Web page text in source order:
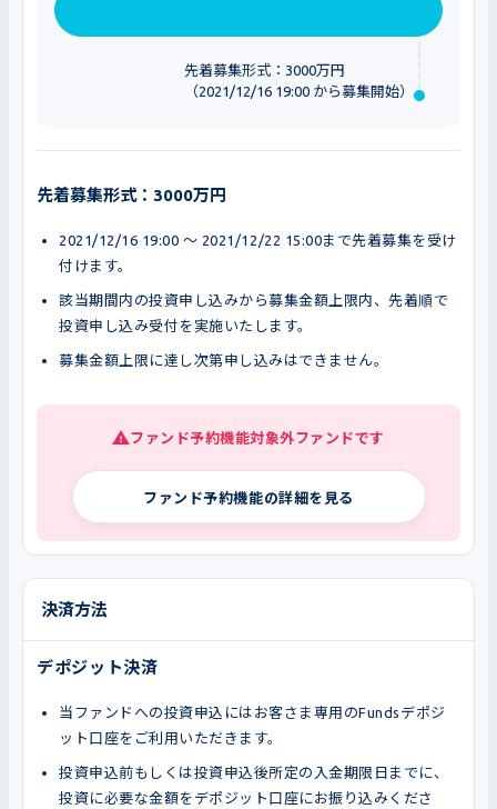
先着募集形式：3000万円
（2021/12/16 19:00 から募集開始）
先着募集形式：3000万円
2021/12/16 19:00 〜 2021/12/22 15:00まで先着募集を受け
付けます。
該当期間内の投資申し込みから募集金額上限内、先着順で
投資申し込み受付を実施いたします。
募集金額上限に達し次第申し込みはできません。
ファンド予約機能対象外ファンドです
ファンド予約機能の詳細を見る
決済方法
デポジット決済
当ファンドへの投資申込にはお客さま専用のFundsデポジ
ット口座をご利用いただきます。
投資申込前もしくは投資申込後所定の入金期限日までに、
投資に必要な金額をデポジット口座にお振り込みくださ